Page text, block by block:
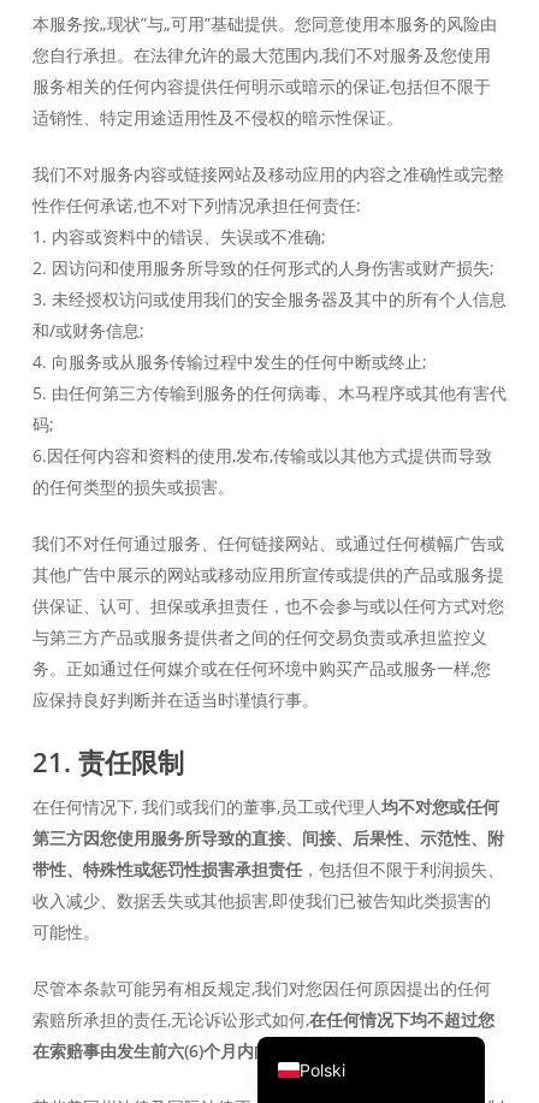
本服务按„现状”与„可用”基础提供。您同意使用本服务的风险由
您自行承担。在法律允许的最大范围内,我们不对服务及您使用
服务相关的任何内容提供任何明示或暗示的保证,包括但不限于
适销性、特定用途适用性及不侵权的暗示性保证。
我们不对服务内容或链接网站及移动应用的内容之准确性或完整
性作任何承诺,也不对下列情况承担任何责任:
1. 内容或资料中的错误、失误或不准确;
2. 因访问和使用服务所导致的任何形式的人身伤害或财产损失;
3. 未经授权访问或使用我们的安全服务器及其中的所有个人信息
和/或财务信息;
4. 向服务或从服务传输过程中发生的任何中断或终止;
5. 由任何第三方传输到服务的任何病毒、木马程序或其他有害代
码;
6.因任何内容和资料的使用,发布,传输或以其他方式提供而导致
的任何类型的损失或损害。
我们不对任何通过服务、任何链接网站、或通过任何横幅广告或
其他广告中展示的网站或移动应用所宣传或提供的产品或服务提
供保证、认可、担保或承担责任，也不会参与或以任何方式对您
与第三方产品或服务提供者之间的任何交易负责或承担监控义
务。正如通过任何媒介或在任何环境中购买产品或服务一样,您
应保持良好判断并在适当时谨慎行事。
21. 责任限制
在任何情况下, 我们或我们的董事,员工或代理人均不对您或任何
第三方因您使用服务所导致的直接、间接、后果性、示范性、附
带性、特殊性或惩罚性损害承担责任，包括但不限于利润损失、
收入减少、数据丢失或其他损害,即使我们已被告知此类损害的
可能性。
尽管本条款可能另有相反规定,我们对您因任何原因提出的任何
索赔所承担的责任,无论诉讼形式如何,在任何情况下均不超过您
在索赔事由发生前六(6)个月内向我们支付的费用(如有)
Polski
English
简体中文
한국어
Русский
Français
Italiano
Čeština
ไทย
繁體中文
Português do Brasil
Tiếng Việt
Türkçe
Українська